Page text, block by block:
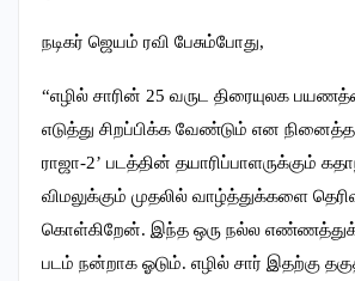
நடிகர் ஜெயம் ரவி பேசும்போது,
“எழில் சாரின் 25 வருட திரையுலக
எடுத்து சிறப்பிக்க வேண்டும் என நினைத்த
ராஜா-2’ படத்தின் தயாரிப்பாளருக்கும்
விமலுக்கும் முதலில் வாழ்த்துக்களை
கொள்கிறேன். இந்த ஒரு நல்ல
படம் நன்றாக ஓடும். எழில் சார் இதற்கு